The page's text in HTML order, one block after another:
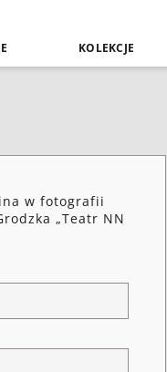
KOLEKCJE
w fotografii
„Teatr NN